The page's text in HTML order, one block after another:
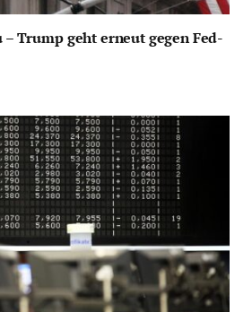
– Trump geht erneut gegen Fed-